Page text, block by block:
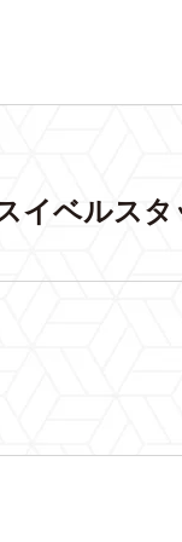
イベルス